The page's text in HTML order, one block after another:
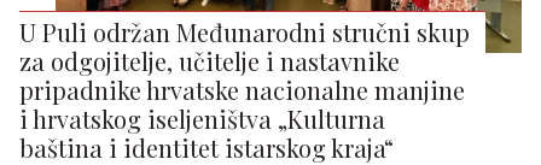
U Puli održan Međunarodni stručni skup
za odgojitelje, učitelje i nastavnike
pripadnike hrvatske nacionalne manjine
i hrvatskog iseljeništva „Kulturna
baština i identitet istarskog kraja“